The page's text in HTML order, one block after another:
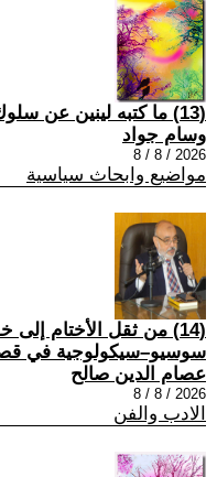
(13) ما كتبه لينين عن سلوك الإنتهازيين
وسام جواد
2026 / 8 / 8
مواضيع وابحاث سياسية
(14) من ثقل الأختام
سوسيو–سيكولوجية في
عصام الدين صالح
2026 / 8 / 8
الادب والفن